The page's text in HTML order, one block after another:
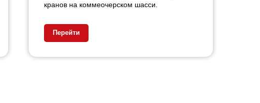
кранов на коммеочерском шасси.
Перейти